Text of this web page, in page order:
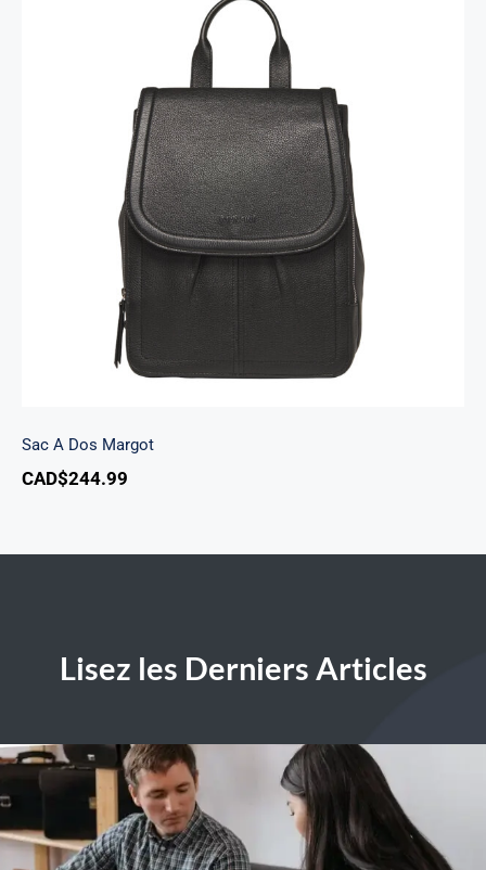
Sac A Dos Margot
Sac A Dos Margot
CAD$244.99
Lisez les Derniers Articles